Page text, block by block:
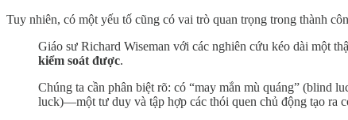
Tuy nhiên, có một yếu tố cũng có vai trò quan trọng trong thành
Giáo sư Richard Wiseman với các nghiên cứu kéo dài một
kiểm soát được.
Chúng ta cần phân biệt rõ: có “may mắn mù quáng” (blind
luck)—một tư duy và tập hợp các thói quen chủ động tạo ra